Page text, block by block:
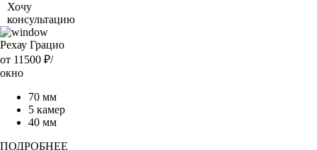
Хочу
консультацию
Рехау Грацио
от 11500 ₽/
окно
70 мм
5 камер
40 мм
ПОДРОБНЕЕ